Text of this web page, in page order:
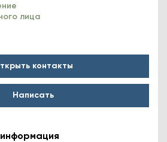
лица
контакты
Написать